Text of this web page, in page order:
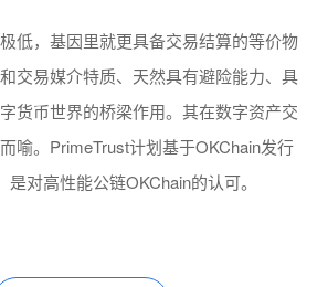
低，基因里就更具备交易结算的等价物
交易媒介特质、天然具有避险能力、具
货币世界的桥梁作用。其在数字资产交
喻。PrimeTrust计划基于OKChain发行
对高性能公链OKChain的认可。